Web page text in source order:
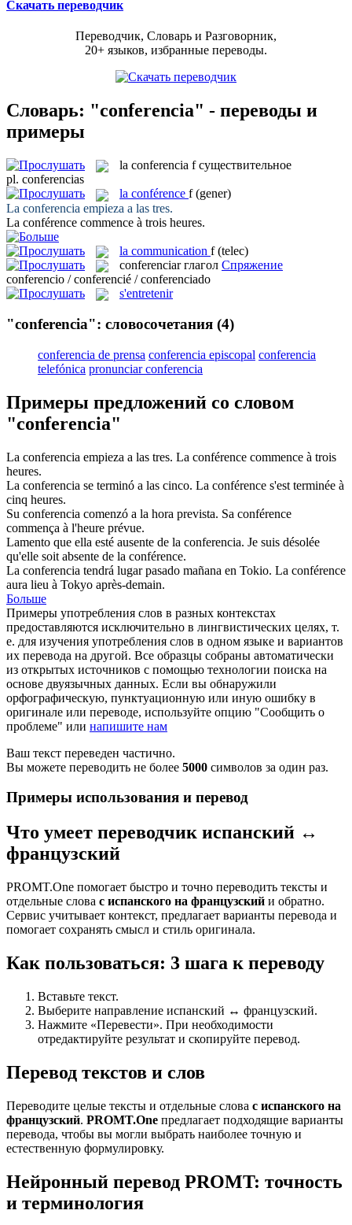
Скачать переводчик
Переводчик, Словарь и Разговорник,
20+ языков, избранные переводы.
Словарь: "conferencia" - переводы и
примеры
la conferencia f существительное
pl. conferencias
la conférence f (gener)
La conferencia empieza a las tres.
La conférence commence à trois heures.
la communication f (telec)
conferenciar глагол Спряжение
conferencio / conferencié / conferenciado
s'entretenir
"conferencia": словосочетания (4)
conferencia de prensa conferencia episcopal conferencia
telefónica pronunciar conferencia
Примеры предложений со словом
"conferencia"
La conferencia empieza a las tres. La conférence commence à trois
heures.
La conferencia se terminó a las cinco. La conférence s'est terminée à
cinq heures.
Su conferencia comenzó a la hora prevista. Sa conférence
commença à l'heure prévue.
Lamento que ella esté ausente de la conferencia. Je suis désolée
qu'elle soit absente de la conférence.
La conferencia tendrá lugar pasado mañana en Tokio. La conférence
aura lieu à Tokyo après-demain.
Больше
Примеры употребления слов в разных контекстах
предоставляются исключительно в лингвистических целях, т.
е. для изучения употребления слов в одном языке и вариантов
их перевода на другой. Все образцы собраны автоматически
из открытых источников с помощью технологии поиска на
основе двуязычных данных. Если вы обнаружили
орфографическую, пунктуационную или иную ошибку в
оригинале или переводе, используйте опцию "Сообщить о
проблеме" или напишите нам
Ваш текст переведен частично.
Вы можете переводить не более 5000 символов за один раз.
Примеры использования и перевод
Что умеет переводчик испанский ↔
французский
PROMT.One помогает быстро и точно переводить тексты и
отдельные слова с испанского на французский и обратно.
Сервис учитывает контекст, предлагает варианты перевода и
помогает сохранять смысл и стиль оригинала.
Как пользоваться: 3 шага к переводу
Вставьте текст.
Выберите направление испанский ↔ французский.
Нажмите «Перевести». При необходимости
отредактируйте результат и скопируйте перевод.
Перевод текстов и слов
Переводите целые тексты и отдельные слова с испанского на
французский. PROMT.One предлагает подходящие варианты
перевода, чтобы вы могли выбрать наиболее точную и
естественную формулировку.
Нейронный перевод PROMT: точность
и терминология